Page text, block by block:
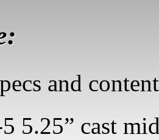
and
5.25” cast